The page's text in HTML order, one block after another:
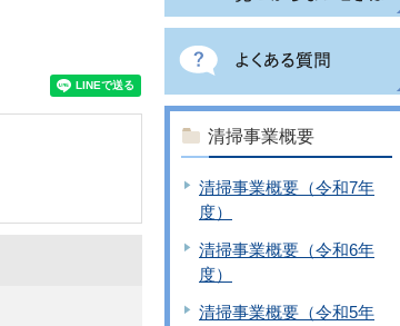
清掃事業概要
清掃事業概要（令和7年
度）
清掃事業概要（令和6年
度）
清掃事業概要（令和5年